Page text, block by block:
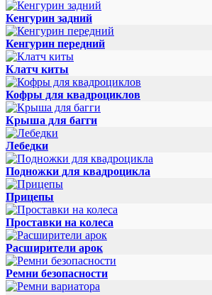
Кенгурин задний
Кенгурин передний
Клатч киты
Кофры для квадроциклов
Крыша для багги
Лебедки
Подножки для квадроцикла
Прицепы
Проставки на колеса
Расширители арок
Ремни безопасности